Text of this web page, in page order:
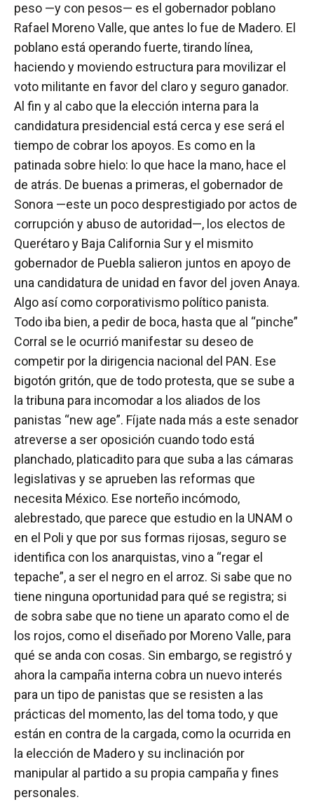
peso —y con pesos— es el gobernador poblano
Rafael Moreno Valle, que antes lo fue de Madero. El
poblano está operando fuerte, tirando línea,
haciendo y moviendo estructura para movilizar el
voto militante en favor del claro y seguro ganador.
Al fin y al cabo que la elección interna para la
candidatura presidencial está cerca y ese será el
tiempo de cobrar los apoyos. Es como en la
patinada sobre hielo: lo que hace la mano, hace el
de atrás. De buenas a primeras, el gobernador de
Sonora —este un poco desprestigiado por actos de
corrupción y abuso de autoridad—, los electos de
Querétaro y Baja California Sur y el mismito
gobernador de Puebla salieron juntos en apoyo de
una candidatura de unidad en favor del joven Anaya.
Algo así como corporativismo político panista.
Todo iba bien, a pedir de boca, hasta que al “pinche”
Corral se le ocurrió manifestar su deseo de
competir por la dirigencia nacional del PAN. Ese
bigotón gritón, que de todo protesta, que se sube a
la tribuna para incomodar a los aliados de los
panistas “new age”. Fíjate nada más a este senador
atreverse a ser oposición cuando todo está
planchado, platicadito para que suba a las cámaras
legislativas y se aprueben las reformas que
necesita México. Ese norteño incómodo,
alebrestado, que parece que estudio en la UNAM o
en el Poli y que por sus formas rijosas, seguro se
identifica con los anarquistas, vino a “regar el
tepache”, a ser el negro en el arroz. Si sabe que no
tiene ninguna oportunidad para qué se registra; si
de sobra sabe que no tiene un aparato como el de
los rojos, como el diseñado por Moreno Valle, para
qué se anda con cosas. Sin embargo, se registró y
ahora la campaña interna cobra un nuevo interés
para un tipo de panistas que se resisten a las
prácticas del momento, las del toma todo, y que
están en contra de la cargada, como la ocurrida en
la elección de Madero y su inclinación por
manipular al partido a su propia campaña y fines
personales.